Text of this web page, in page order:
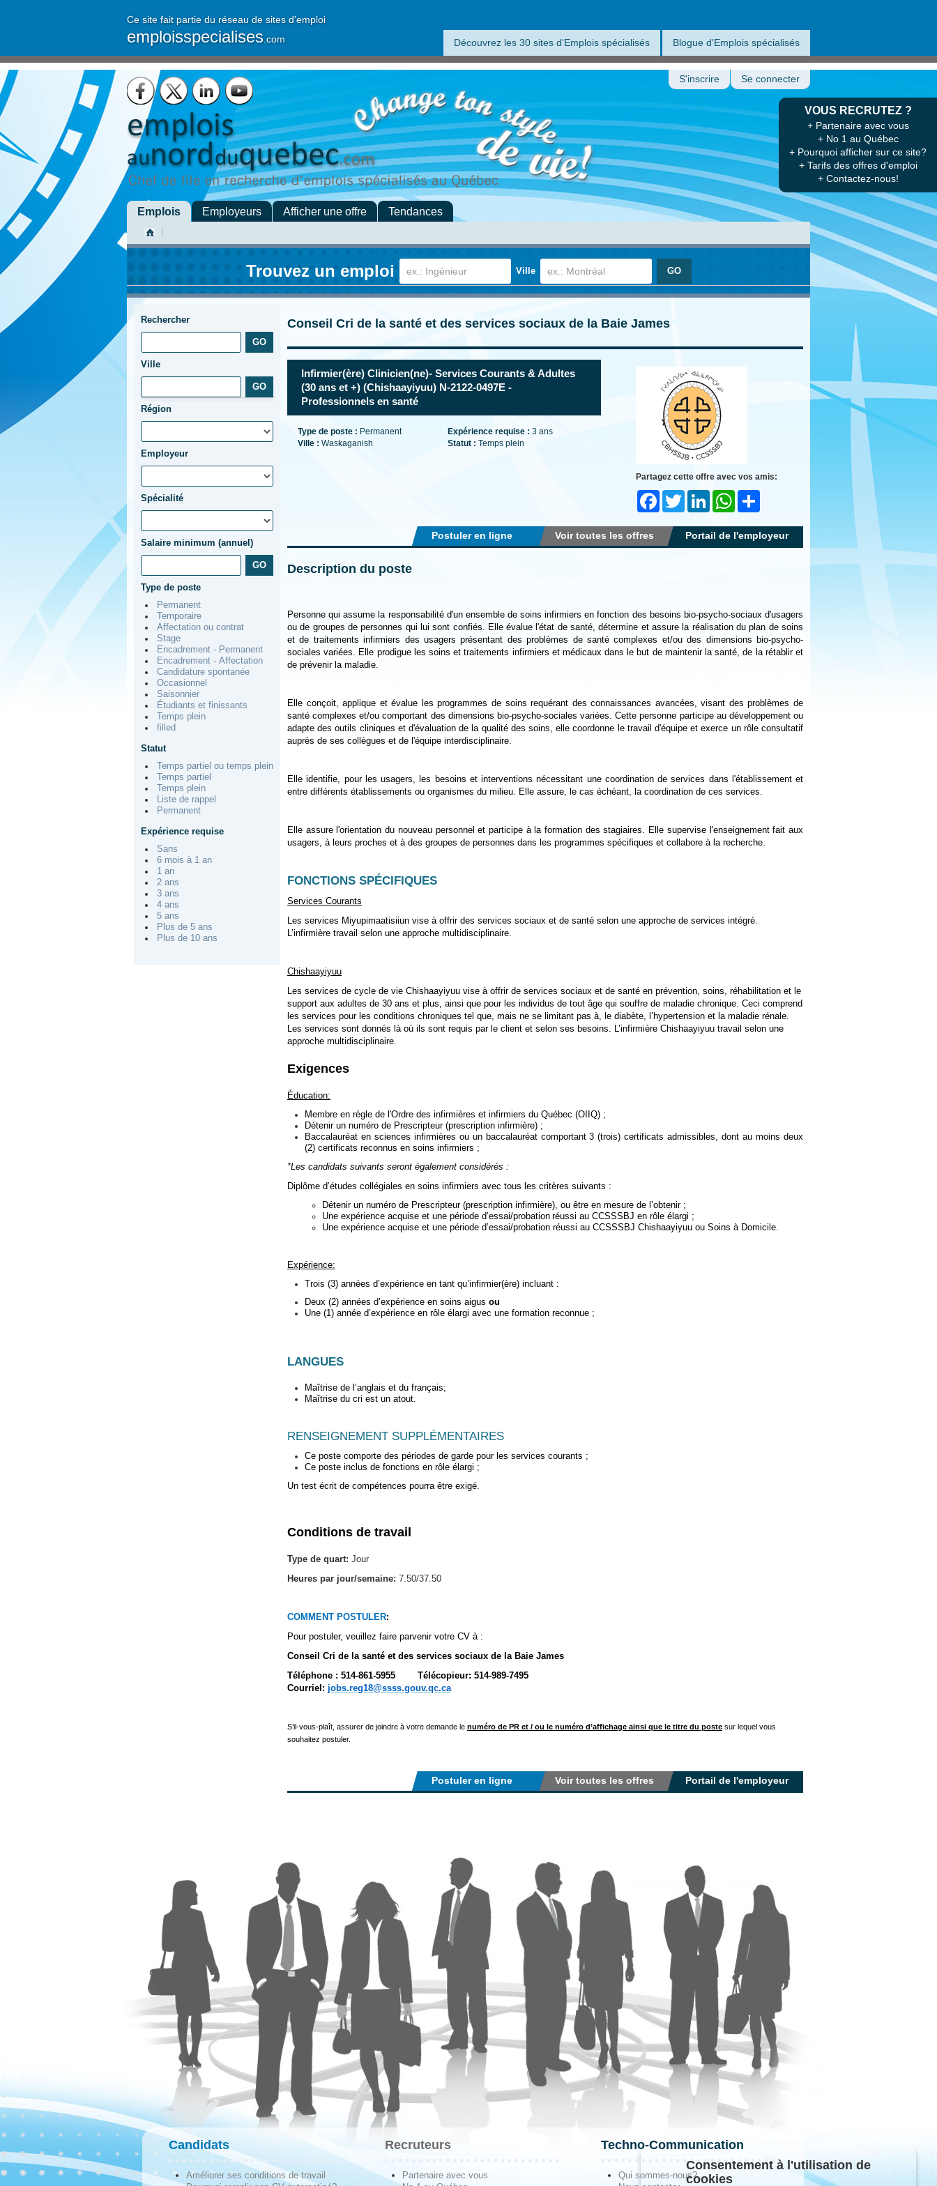
Ce site fait partie du réseau de sites d'emploi
emploisspecialises .com Découvrez les 30 sites d'Emplois spécialisés Blogue d'Emplois spécialisés
VOUS RECRUTEZ ?
+ Partenaire avec vous
+ No 1 au Québec
+ Pourquoi afficher sur ce site?
+ Tarifs des offres d'emploi
+ Contactez-nous!
S'inscrire Se connecter
Emplois Employeurs Afficher une offre Tendances
Trouvez un emploi Ville
Rechercher
Ville
Région
Employeur
Spécialité
Salaire minimum (annuel)
Type de poste
Permanent
Temporaire
Affectation ou contrat
Stage
Encadrement - Permanent
Encadrement - Affectation
Candidature spontanée
Occasionnel
Saisonnier
Étudiants et finissants
Temps plein
filled
Statut
Temps partiel ou temps plein
Temps partiel
Temps plein
Liste de rappel
Permanent
Expérience requise
Sans
6 mois à 1 an
1 an
2 ans
3 ans
4 ans
5 ans
Plus de 5 ans
Plus de 10 ans
Conseil Cri de la santé et des services sociaux de la Baie James
Infirmier(ère) Clinicien(ne)- Services Courants & Adultes
(30 ans et +) (Chishaayiyuu) N-2122-0497E -
Professionnels en santé
Type de poste : Permanent
Ville : Waskaganish
Expérience requise : 3 ans
Statut : Temps plein
Partagez cette offre avec vos amis:
FacebookTwitter LinkedIn WhatsApp
Portail de l'employeur
Voir toutes les offres
Postuler en ligne
Description du poste
Personne qui assume la responsabilité d'un ensemble de soins infirmiers en fonction des besoins bio-psycho-sociaux d'usagers
ou de groupes de personnes qui lui sont confiés. Elle évalue l'état de santé, détermine et assure la réalisation du plan de soins
et de traitements infirmiers des usagers présentant des problèmes de santé complexes et/ou des dimensions bio-psycho-
sociales variées. Elle prodigue les soins et traitements infirmiers et médicaux dans le but de maintenir la santé, de la rétablir et
de prévenir la maladie.
Elle conçoit, applique et évalue les programmes de soins requérant des connaissances avancées, visant des problèmes de
santé complexes et/ou comportant des dimensions bio-psycho-sociales variées. Cette personne participe au développement ou
adapte des outils cliniques et d'évaluation de la qualité des soins, elle coordonne le travail d'équipe et exerce un rôle consultatif
auprès de ses collègues et de l'équipe interdisciplinaire.
Elle identifie, pour les usagers, les besoins et interventions nécessitant une coordination de services dans l'établissement et
entre différents établissements ou organismes du milieu. Elle assure, le cas échéant, la coordination de ces services.
Elle assure l'orientation du nouveau personnel et participe à la formation des stagiaires. Elle supervise l'enseignement fait aux
usagers, à leurs proches et à des groupes de personnes dans les programmes spécifiques et collabore à la recherche.
FONCTIONS SPÉCIFIQUES
Services Courants
Les services Miyupimaatisiiun vise à offrir des services sociaux et de santé selon une approche de services intégré.
L’infirmière travail selon une approche multidisciplinaire.
Chishaayiyuu
Les services de cycle de vie Chishaayiyuu vise à offrir de services sociaux et de santé en prévention, soins, réhabilitation et le
support aux adultes de 30 ans et plus, ainsi que pour les individus de tout âge qui souffre de maladie chronique. Ceci comprend
les services pour les conditions chroniques tel que, mais ne se limitant pas à, le diabète, l’hypertension et la maladie rénale.
Les services sont donnés là où ils sont requis par le client et selon ses besoins. L’infirmière Chishaayiyuu travail selon une
approche multidisciplinaire.
Exigences
Éducation:
Membre en règle de l'Ordre des infirmières et infirmiers du Québec (OIIQ) ;
Détenir un numéro de Prescripteur (prescription infirmière) ;
Baccalauréat en sciences infirmières ou un baccalauréat comportant 3 (trois) certificats admissibles, dont au moins deux
(2) certificats reconnus en soins infirmiers ;
*Les candidats suivants seront également considérés :
Diplôme d’études collégiales en soins infirmiers avec tous les critères suivants :
Détenir un numéro de Prescripteur (prescription infirmière), ou être en mesure de l’obtenir ;
Une expérience acquise et une période d’essai/probation réussi au CCSSSBJ en rôle élargi ;
Une expérience acquise et une période d’essai/probation réussi au CCSSSBJ Chishaayiyuu ou Soins à Domicile.
Expérience:
Trois (3) années d’expérience en tant qu’infirmier(ère) incluant :
Deux (2) années d’expérience en soins aigus ou
Une (1) année d’expérience en rôle élargi avec une formation reconnue ;
LANGUES
Maîtrise de l’anglais et du français;
Maîtrise du cri est un atout.
RENSEIGNEMENT SUPPLÉMENTAIRES
Ce poste comporte des périodes de garde pour les services courants ;
Ce poste inclus de fonctions en rôle élargi ;
Un test écrit de compétences pourra être exigé.
Conditions de travail
Type de quart: Jour
Heures par jour/semaine: 7.50/37.50
COMMENT POSTULER:
Pour postuler, veuillez faire parvenir votre CV à :
Conseil Cri de la santé et des services sociaux de la Baie James
Téléphone : 514-861-5955 Télécopieur: 514-989-7495
Courriel: jobs.reg18@ssss.gouv.qc.ca
S’il-vous-plaît, assurer de joindre à votre demande le numéro de PR et / ou le numéro d’affichage ainsi que le titre du poste sur lequel vous
souhaitez postuler.
Portail de l'employeur
Voir toutes les offres
Postuler en ligne
Candidats
Améliorer ses conditions de travail
Recruteurs
Partenaire avec vous
Techno-Communication
Qui sommes-nous?
Consentement à l'utilisation de
cookies